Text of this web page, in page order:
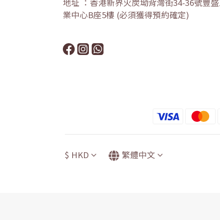
地址 ：香港新界火炭坳背灣街34-36號豐
業中心B座5樓 (必須獲得預約確定)
$ HKD 繁體中文